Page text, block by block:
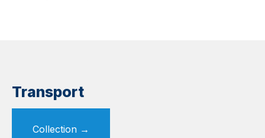
Transport
Collection →